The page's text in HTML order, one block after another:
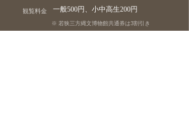
観覧料金 一般500円、小中高生200円
若狭三方縄文博物館共通券は3割引き